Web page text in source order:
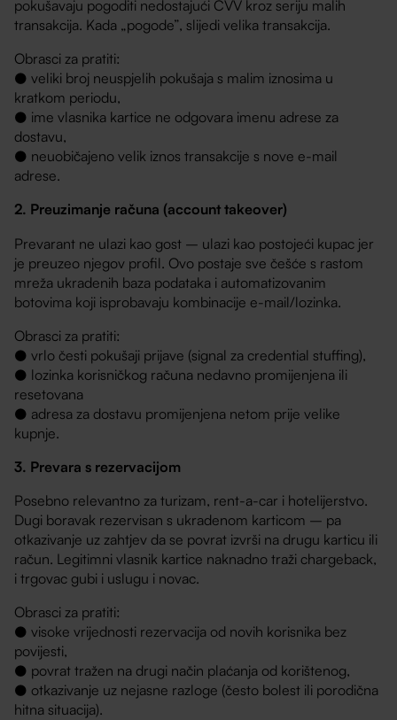
pokušavaju pogoditi nedostajući CVV kroz seriju malih
transakcija. Kada „pogode”, slijedi velika transakcija.
Obrasci za pratiti:
● veliki broj neuspjelih pokušaja s malim iznosima u
kratkom periodu,
● ime vlasnika kartice ne odgovara imenu adrese za
dostavu,
● neuobičajeno velik iznos transakcije s nove e-mail
adrese.
2. Preuzimanje računa (account takeover)
Prevarant ne ulazi kao gost – ulazi kao postojeći kupac jer
je preuzeo njegov profil. Ovo postaje sve češće s rastom
mreža ukradenih baza podataka i automatizovanim
botovima koji isprobavaju kombinacije e-mail/lozinka.
Obrasci za pratiti:
● vrlo česti pokušaji prijave (signal za credential stuffing),
● lozinka korisničkog računa nedavno promijenjena ili
resetovana
● adresa za dostavu promijenjena netom prije velike
kupnje.
3. Prevara s rezervacijom
Posebno relevantno za turizam, rent-a-car i hotelijerstvo.
Dugi boravak rezervisan s ukradenom karticom – pa
otkazivanje uz zahtjev da se povrat izvrši na drugu karticu ili
račun. Legitimni vlasnik kartice naknadno traži chargeback,
i trgovac gubi i uslugu i novac.
Obrasci za pratiti:
● visoke vrijednosti rezervacija od novih korisnika bez
povijesti,
● povrat tražen na drugi način plaćanja od korištenog,
● otkazivanje uz nejasne razloge (često bolest ili porodična
hitna situacija).